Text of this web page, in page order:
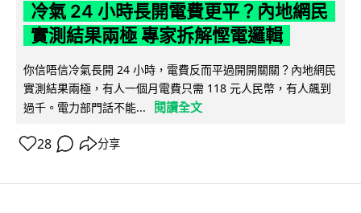
冷氣 24 小時長開電費更平？內地網民
實測結果兩極 專家拆解慳電邏輯
你信唔信冷氣長開 24 小時，電費反而平過開開關關？內地網民
實測結果兩極，有人一個月電費只需 118 元人民幣，有人飆到
過千。電力部門話不能...
閱讀全文
28 分享